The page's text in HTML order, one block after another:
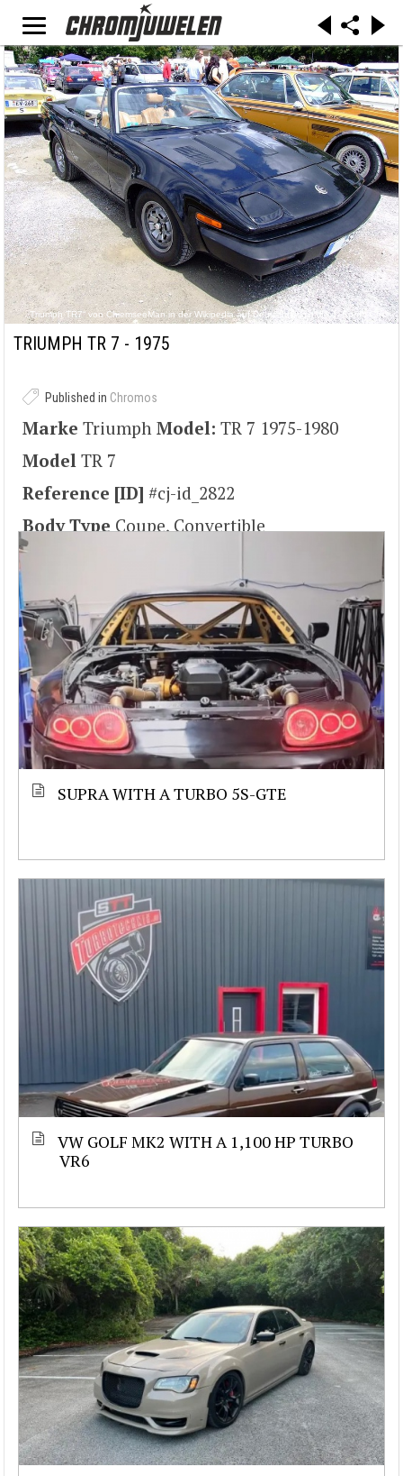
„Triumph TR7“ von ChiemseeMan in der Wikipedia auf Deutsch(Originaltext: Späth Chr.) -
Übertragen aus de.wikipedia nach Commons.(Originaltext: selbst fotografiert). Lizenziert
https://commons.wikimedia.org/wiki/File:Triumph_TR7.JPG#/media/File:Triumph_TR7.JPG
TRIUMPH TR 7 - 1975
Published in Chromos
Marke Triumph Model: TR 7 1975-1980
Model TR 7
Reference [ID] #cj-id_2822
Body Type Coupe, Convertible
SUPRA WITH A TURBO 5S-GTE
VW GOLF MK2 WITH A 1,100 HP TURBO
VR6